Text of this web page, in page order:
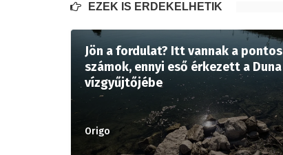
EZEK IS ÉRDEKELHETIK
Jön a fordulat? Itt vannak a pontos
számok, ennyi eső érkezett a Duna
vízgyűjtőjébe
Origo